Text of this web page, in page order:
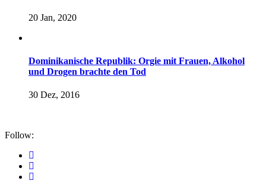
20 Jan, 2020
Dominikanische Republik: Orgie mit Frauen, Alkohol
und Drogen brachte den Tod
30 Dez, 2016
Follow: